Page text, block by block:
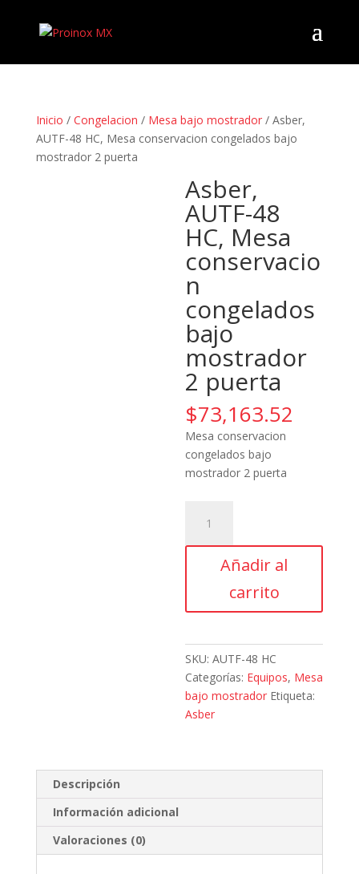
Inicio / Congelacion / Mesa bajo mostrador/ Asber,
AUTF-48 HC, Mesa conservacion congelados bajo
mostrador 2 puerta
Asber,
AUTF-48
HC, Mesa
conservacio
n
congelados
bajo
mostrador
2 puerta
$73,163.52
Mesa conservacion
congelados bajo
mostrador 2 puerta
AUTF-
48
conservacion
mostrador
2
puerta
cantidad
Añadir al
carrito
SKU:AUTF-48 HC
Categorías: Equipos, Mesa
bajo mostrador Etiqueta:
Asber
Descripción
Información adicional
Valoraciones (0)